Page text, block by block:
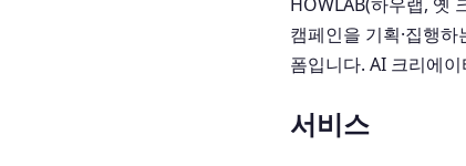
캠페인을 기획·집행
폼입니다. AI 크리에
서비스